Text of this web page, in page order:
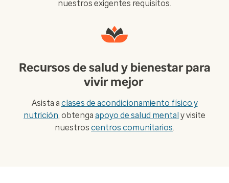
nuestros exigentes requisitos.
Recursos de salud y bienestar para
vivir mejor
Asista a clases de acondicionamiento físico y
nutrición, obtenga apoyo de salud mental y visite
nuestros centros comunitarios.